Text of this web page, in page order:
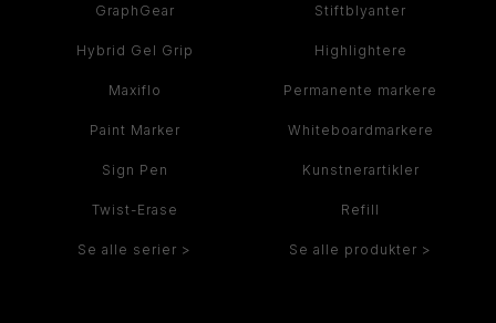
GraphGear
Hybrid Gel Grip
Maxiflo
Paint Marker
Sign Pen
Twist-Erase
Se alle serier >
Stiftblyanter
Highlightere
Permanente markere
Whiteboardmarkere
Kunstnerartikler
Refill
Se alle produkter >